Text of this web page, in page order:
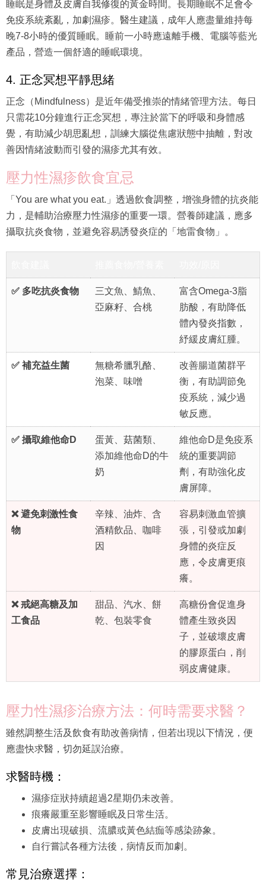
睡眠是身體及皮膚自我修復的黃金時間。長期睡眠不足會令
免疫系統紊亂，加劇濕疹。醫生建議，成年人應盡量維持每
晚7-8小時的優質睡眠。睡前一小時應遠離手機、電腦等藍光
產品，營造一個舒適的睡眠環境。
4. 正念冥想平靜思緒
正念（Mindfulness）是近年備受推崇的情緒管理方法。每日
只需花10分鐘進行正念冥想，專注於當下的呼吸和身體感
覺，有助減少胡思亂想，訓練大腦從焦慮狀態中抽離，對改
善因情緒波動而引發的濕疹尤其有效。
壓力性濕疹飲食宜忌
「You are what you eat.」透過飲食調整，增強身體的抗炎能
力，是輔助治療壓力性濕疹的重要一環。營養師建議，應多
攝取抗炎食物，並避免容易誘發炎症的「地雷食物」。
✅ 多吃抗炎食物
三文魚、鯖魚、
亞麻籽、合桃
富含Omega-3脂
肪酸，有助降低
體內發炎指數，
紓緩皮膚紅腫。
✅ 補充益生菌
無糖希臘乳酪、
泡菜、味噌
改善腸道菌群平
衡，有助調節免
疫系統，減少過
敏反應。
✅ 攝取維他命D
蛋黃、菇菌類、
添加維他命D的牛
奶
維他命D是免疫系
統的重要調節
劑，有助強化皮
膚屏障。
❌ 避免刺激性食
物
辛辣、油炸、含
酒精飲品、咖啡
因
容易刺激血管擴
張，引發或加劇
身體的炎症反
應，令皮膚更痕
癢。
❌ 戒絕高糖及加
工食品
甜品、汽水、餅
乾、包裝零食
高糖份會促進身
體產生致炎因
子，並破壞皮膚
的膠原蛋白，削
弱皮膚健康。
壓力性濕疹治療方法：何時需要求醫？
雖然調整生活及飲食有助改善病情，但若出現以下情況，便
應盡快求醫，切勿延誤治療。
求醫時機：
濕疹症狀持續超過2星期仍未改善。
痕癢嚴重至影響睡眠及日常生活。
皮膚出現破損、流膿或黃色結痂等感染跡象。
自行嘗試各種方法後，病情反而加劇。
常見治療選擇：